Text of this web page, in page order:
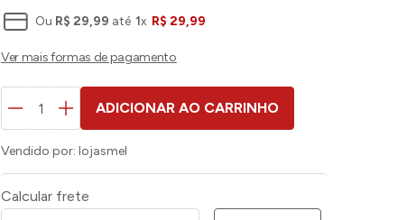
Ou R$ 29,99 até 1x R$ 29,99
ADICIONAR AO CARRINHO
Vendido por: lojasmel
Calcular frete